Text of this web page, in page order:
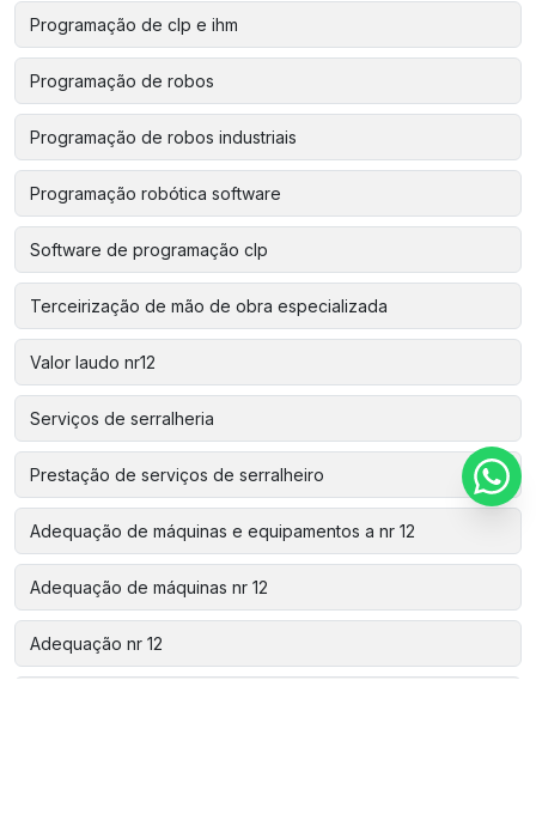
Programação de clp e ihm
Programação de robos
Programação de robos industriais
Programação robótica software
Software de programação clp
Terceirização de mão de obra especializada
Valor laudo nr12
Serviços de serralheria
Prestação de serviços de serralheiro
Adequação de máquinas e equipamentos a nr 12
Adequação de máquinas nr 12
Adequação nr 12